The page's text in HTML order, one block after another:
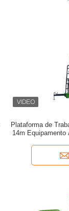
Plataforma de
14m Equipamento